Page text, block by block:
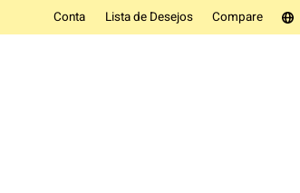
Conta Lista de Desejos Compare